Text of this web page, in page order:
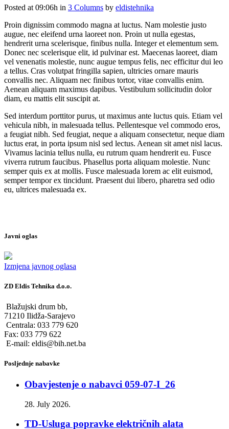
Posted at 09:06h in 3 Columns by eldistehnika
Proin dignissim commodo magna at luctus. Nam molestie justo
augue, nec eleifend urna laoreet non. Proin ut nulla egestas,
hendrerit urna scelerisque, finibus nulla. Integer et elementum sem.
Donec nec scelerisque elit, id pulvinar est. Maecenas laoreet, diam
vel venenatis molestie, nunc augue tempus felis, nec efficitur dui leo
a tellus. Cras volutpat fringilla sapien, ultricies ornare mauris
convallis nec. Aliquam nec finibus tortor, vitae convallis enim.
Aenean aliquam maximus dapibus. Vestibulum sollicitudin dolor
diam, eu mattis elit suscipit at.
Sed interdum porttitor purus, ut maximus ante luctus quis. Etiam vel
vehicula nibh, in malesuada tellus. Pellentesque vel commodo eros,
a feugiat nibh. Sed feugiat, neque a aliquam consectetur, neque diam
luctus erat, in porta ipsum nisl sed lectus. Aenean sit amet nisl lacus.
Vivamus lacinia tellus nulla, eu rutrum quam hendrerit eu. Fusce
viverra rutrum faucibus. Phasellus porta aliquam molestie. Nunc
semper quis ex at mollis. Fusce malesuada lorem ac elit euismod,
semper tempor ex tincidunt. Praesent dui libero, pharetra sed odio
eu, ultrices malesuada ex.
Javni oglas
Izmjena javnog oglasa
ZD Eldis Tehnika d.o.o.
Blažujski drum bb,
71210 Ilidža-Sarajevo
Centrala: 033 779 620
Fax: 033 779 622
E-mail: eldis@bih.net.ba
Posljednje nabavke
Obavjestenje o nabavci 059-07-I_26
28. July 2026.
TD-Usluga popravke električnih alata